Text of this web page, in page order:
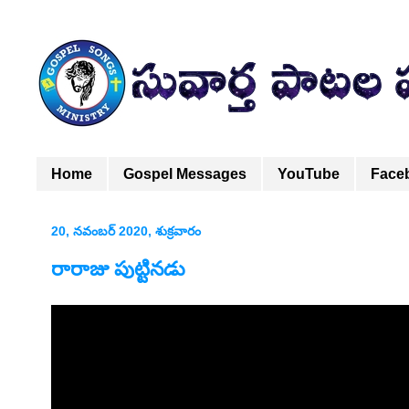
Home Gospel Messages YouTube
20, నవంబర్ 2020, శుక్రవారం
రారాజు పుట్టినడు